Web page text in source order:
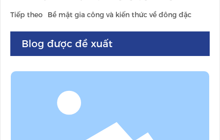
Tiếp theo Bề mặt gia công và kiến thức về đông đặc
Blog được đề xuất